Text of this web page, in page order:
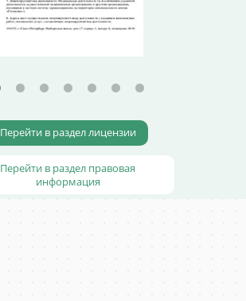
Перейти в раздел лицензии
Перейти в раздел правовая
информация